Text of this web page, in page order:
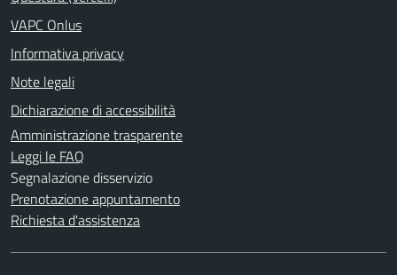
VAPC Onlus
Informativa privacy
Note legali
Dichiarazione di accessibilità
Amministrazione trasparente
Leggi le FAQ
Segnalazione disservizio
Prenotazione appuntamento
Richiesta d'assistenza